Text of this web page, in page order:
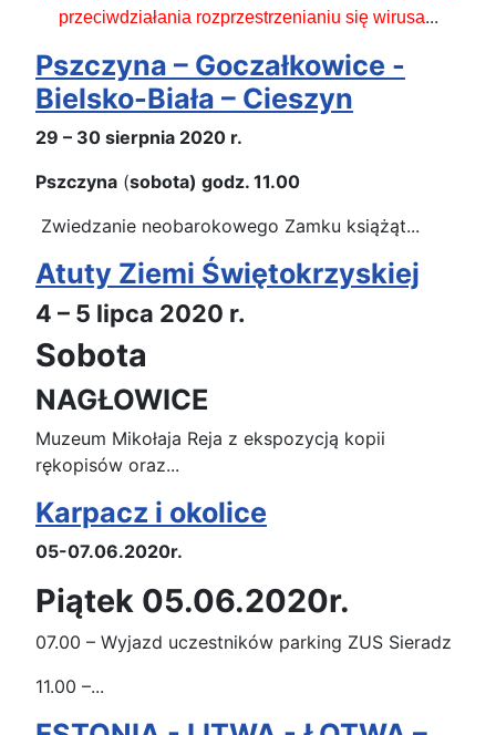
przeciwdziałania rozprzestrzenianiu się wirusa...
Pszczyna – Goczałkowice -
Bielsko-Biała – Cieszyn
29 – 30 sierpnia 2020 r.
Pszczyna (sobota) godz. 11.00
Zwiedzanie neobarokowego Zamku książąt...
Atuty Ziemi Świętokrzyskiej
4 – 5 lipca 2020 r.
Sobota
NAGŁOWICE
Muzeum Mikołaja Reja z ekspozycją kopii
rękopisów oraz...
Karpacz i okolice
05-07.06.2020r.
Piątek 05.06.2020r.
07.00 – Wyjazd uczestników parking ZUS Sieradz
11.00 –...